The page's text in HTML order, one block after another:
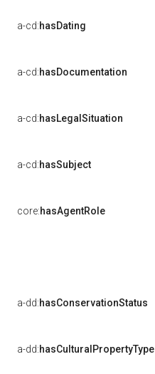
a-cd:hasDating
a-cd:hasDocumentation
a-cd:hasLegalSituation
a-cd:hasSubject
core:hasAgentRole
a-dd:hasConservationStatus
a-dd:hasCulturalPropertyType